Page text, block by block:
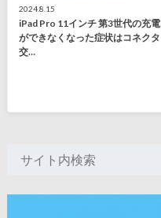
2024.8.15
iPad Pro 11インチ 第3世代の充電
ができなくなった症状はコネクタ
交…